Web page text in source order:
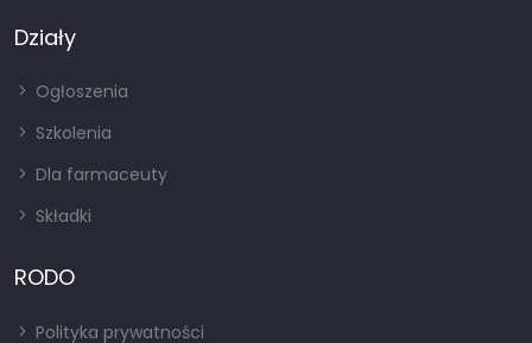
Działy
Ogłoszenia
Szkolenia
Dla farmaceuty
Składki
RODO
Polityka prywatności